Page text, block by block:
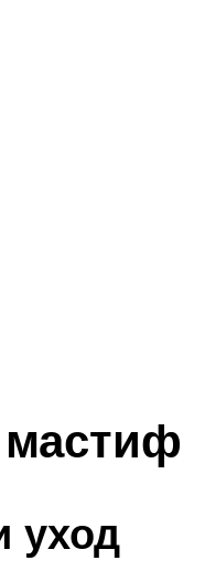
уход